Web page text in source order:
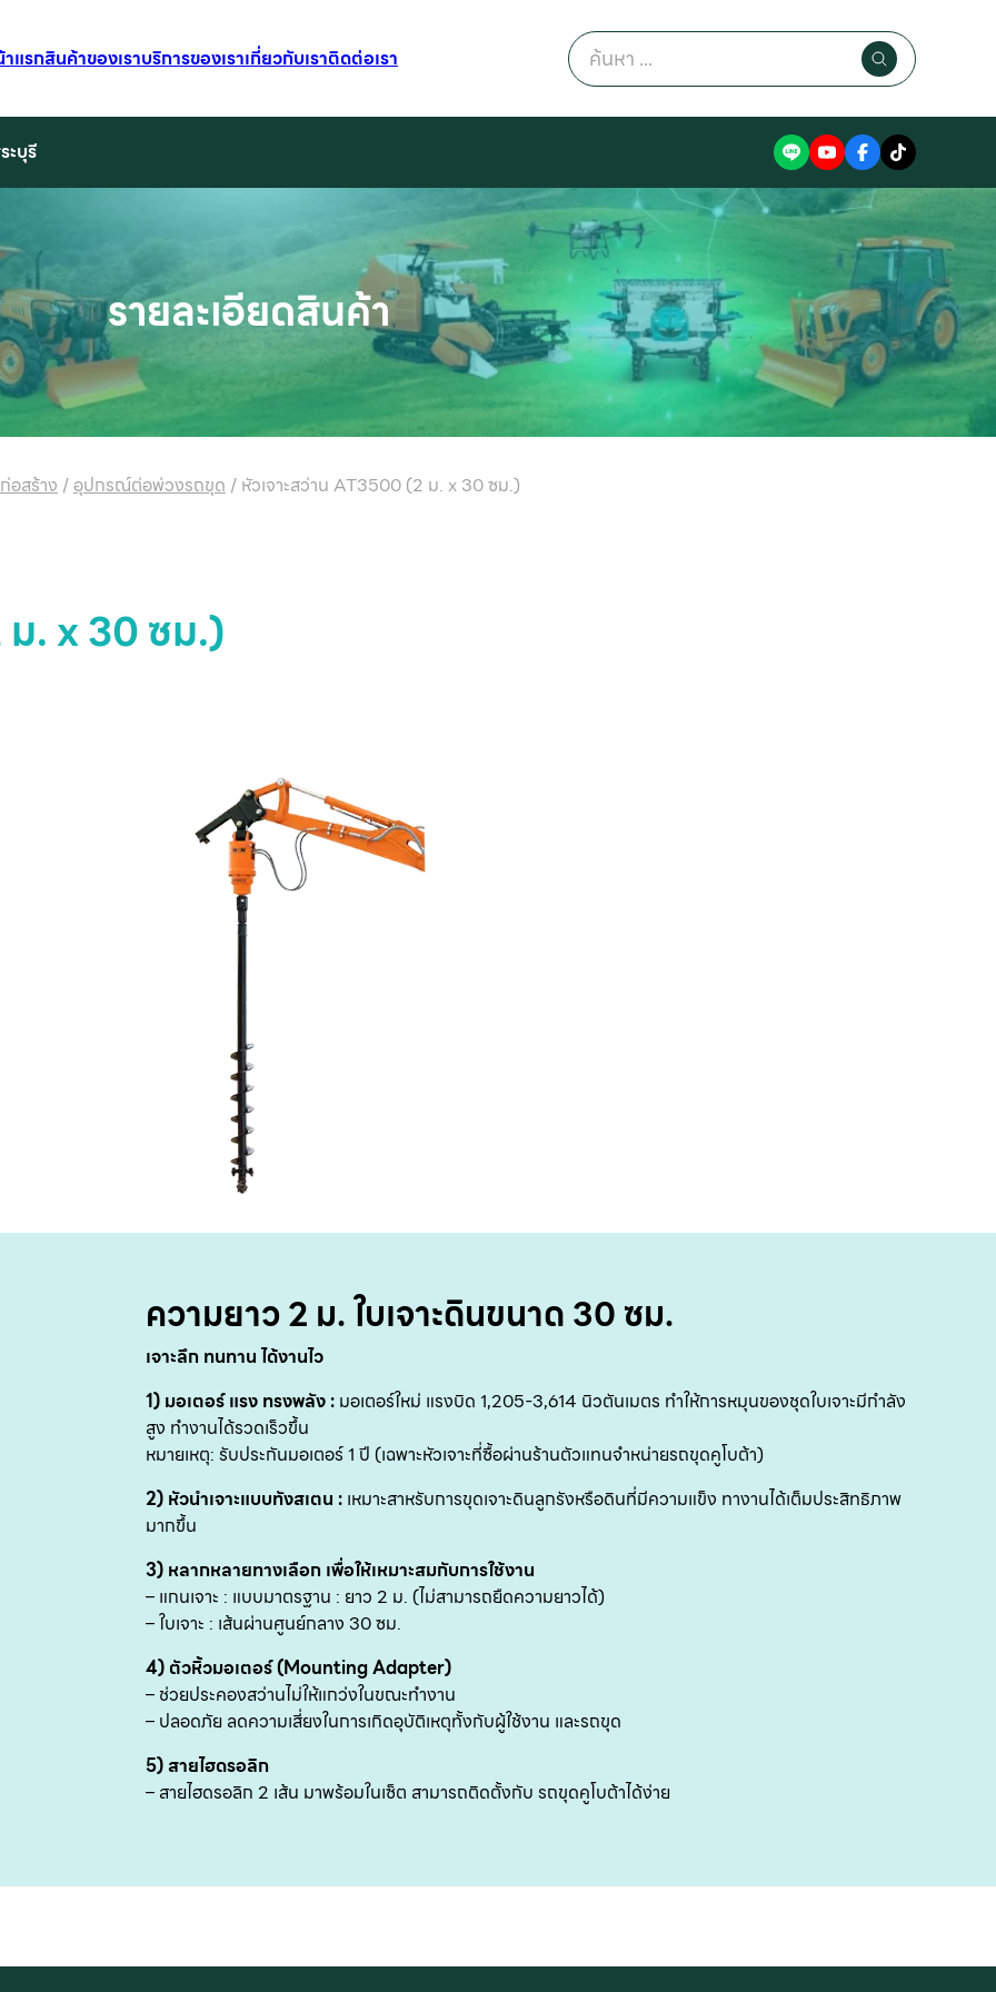
แรกสินค้าของเราบริการของเราเกี่ยวกับเราติดต่อเรา
Search
for:
ะบุรี
รายละเอียดสินค้า
อสร้าง /อุปกรณ์ต่อพ่วงรถขุด / หัวเจาะสว่าน AT3500 (2 ม. x 30 ซม.)
ม. x 30 ซม.)
ความยาว 2 ม. ใบเจาะดินขนาด 30 ซม.
เจาะลึก ทนทาน ได้งานไว
1) มอเตอร์ แรง ทรงพลัง : มอเตอร์ใหม่ แรงบิด 1,205-3,614 นิวตันเมตร ทำให้การหมุนของชุดใบเจาะมีกำลัง
สูง ทำงานได้รวดเร็วขึ้น
หมายเหตุ: รับประกันมอเตอร์ 1 ปี (เฉพาะหัวเจาะที่ซื้อผ่านร้านตัวแทนจำหน่ายรถขุดคูโบต้า)
2) หัวนำเจาะแบบทังสเตน : เหมาะสาหรับการขุดเจาะดินลูกรังหรือดินที่มีความแข็ง ทางานได้เต็มประสิทธิภาพ
มากขึ้น
3) หลากหลายทางเลือก เพื่อให้เหมาะสมกับการใช้งาน
– แกนเจาะ : แบบมาตรฐาน : ยาว 2 ม. (ไม่สามารถยืดความยาวได้)
– ใบเจาะ : เส้นผ่านศูนย์กลาง 30 ซม.
4) ตัวหิ้วมอเตอร์ (Mounting Adapter)
– ช่วยประคองสว่านไม่ให้แกว่งในขณะทำงาน
– ปลอดภัย ลดความเสี่ยงในการเกิดอุบัติเหตุทั้งกับผู้ใช้งาน และรถขุด
5) สายไฮดรอลิก
– สายไฮดรอลิก 2 เส้น มาพร้อมในเซ็ต สามารถติดตั้งกับ รถขุดคูโบต้าได้ง่าย